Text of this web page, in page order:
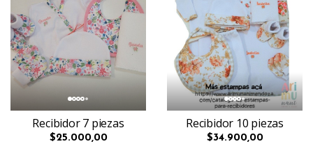
Recibidor 7 piezas
$25.000,00
Recibidor 10 piezas
$34.900,00